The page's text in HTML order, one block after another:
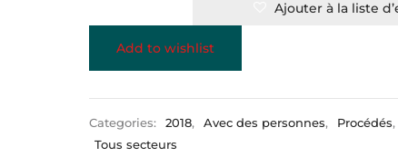
Ajouter à la liste
Add to wishlist
Categories: 2018, Avec des personnes, Procédés,
Tous secteurs